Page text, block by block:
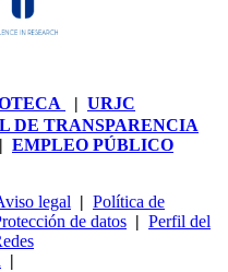
| URJC
DE TRANSPARENCIA
| EMPLEO PÚBLICO
legal | Política de
de datos | Perfil del
|